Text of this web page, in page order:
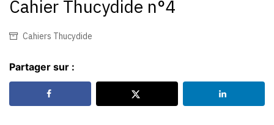
Cahier Thucydide n°4
Cahiers Thucydide
Partager sur :